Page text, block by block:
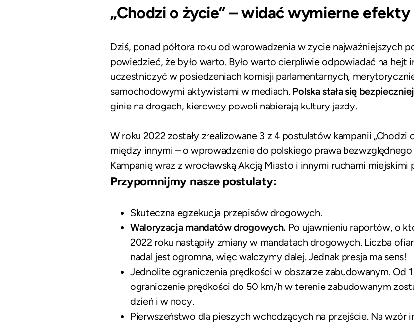
„Chodzi o życie” – widać wymierne efekty
Dziś, ponad półtora roku od wprowadzenia w życie najważniejszych
powiedzieć, że było warto. Było warto cierpliwie odpowiadać na hejt
uczestniczyć w posiedzeniach komisji parlamentarnych,
samochodowymi aktywistami w mediach. Polska stała się
ginie na drogach, kierowcy powoli nabierają kultury jazdy.
W roku 2022 zostały zrealizowane 3 z 4 postulatów kampanii „Chodzi
między innymi – o wprowadzenie do polskiego prawa
Kampanię wraz z wrocławską Akcją Miasto i innymi ruchami miejskimi
Przypomnijmy nasze postulaty:
Skuteczna egzekucja przepisów drogowych.
Waloryzacja mandatów drogowych. Po ujawnieniu raportów, o
2022 roku nastąpiły zmiany w mandatach drogowych. Liczba
nadal jest ogromna, więc walczymy dalej. Jednak presja ma sens!
Jednolite ograniczenia prędkości w obszarze zabudowanym. Od
ograniczenie prędkości do 50 km/h w terenie zabudowanym
dzień i w nocy.
Pierwszeństwo dla pieszych wchodzących na przejście. Na wzór